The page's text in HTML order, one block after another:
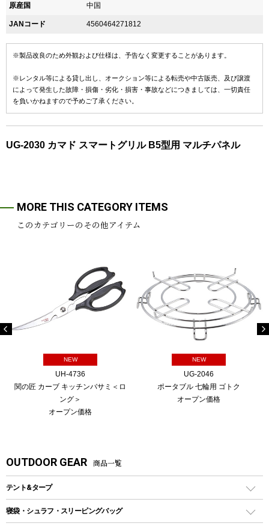
原産国 中国
JANコード 4560464271812
※製品改良のため外観および仕様は、予告なく変更することがあります。
※レンタル等による貸し出し、オークション等による転売や中古販売、及び譲渡
によって発生した故障・損傷・劣化・損害・事故などにつきましては、一切責任
を負いかねますので予めご了承ください。
UG-2030 カマド スマートグリル B5型用 マルチパネル
MORE THIS CATEGORY ITEMS
このカテゴリーのその他アイテム
NEW
UH-4736
関の匠 カーブ キッチンバサミ＜ロ
ング＞
オープン価格
NEW
UG-2046
ポータブル 七輪用 ゴトク
オープン価格
OUTDOOR GEAR 商品一覧
テント&タープ
テント
寝袋・シュラフ・スリーピングバッグ